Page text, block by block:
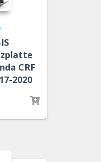
CRF
2020